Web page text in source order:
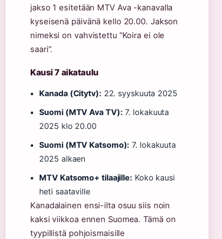
jakso 1 esitetään MTV Ava -kanavalla
kyseisenä päivänä kello 20.00. Jakson
nimeksi on vahvistettu “Koira ei ole
saari”.
Kausi 7 aikataulu
Kanada (Citytv): 22. syyskuuta 2025
Suomi (MTV Ava TV): 7. lokakuuta
2025 klo 20.00
Suomi (MTV Katsomo): 7. lokakuuta
2025 alkaen
MTV Katsomo+ tilaajille: Koko kausi
heti saataville
Kanadalainen ensi-ilta osuu siis noin
kaksi viikkoa ennen Suomea. Tämä on
tyypillistä pohjoismaisille